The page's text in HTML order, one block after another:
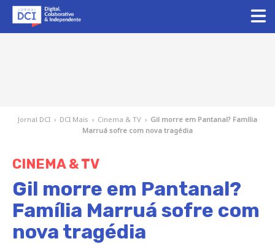
Jornal DCI › DCI Mais › Cinema & TV › Gil morre em Pantanal? Família
Marruá sofre com nova tragédia
CINEMA & TV
Gil morre em Pantanal?
Família Marruá sofre com
nova tragédia